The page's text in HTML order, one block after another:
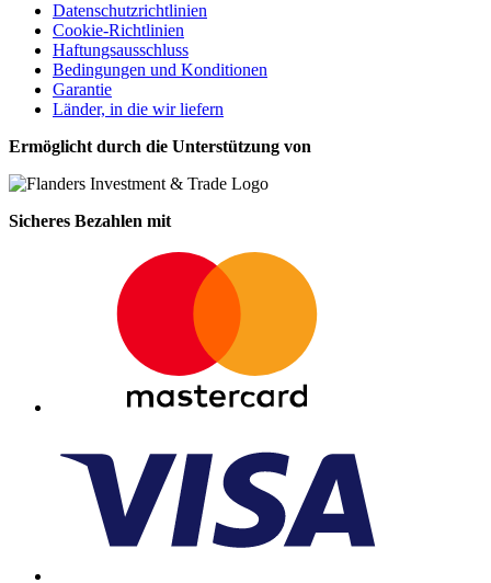
Datenschutzrichtlinien
Cookie-Richtlinien
Haftungsausschluss
Bedingungen und Konditionen
Garantie
Länder, in die wir liefern
Ermöglicht durch die Unterstützung von
Sicheres Bezahlen mit